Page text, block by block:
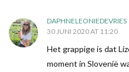
DAPHNELEONIEDEVRIES
30 JUNI 2020 AT 11:20
Het grappige is dat
moment in Slovenië